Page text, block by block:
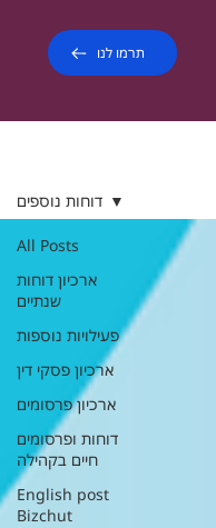
תרמו לנו
All Posts
ארכיון דוחות
שנתיים
פעילויות נוספות
ארכיון פסקי דין
ארכיון פרסומים
דוחות ופרסומים
חיים בקהילה
English post
Bizchut
דוחות נוספים